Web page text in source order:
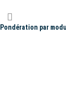
Pondération par